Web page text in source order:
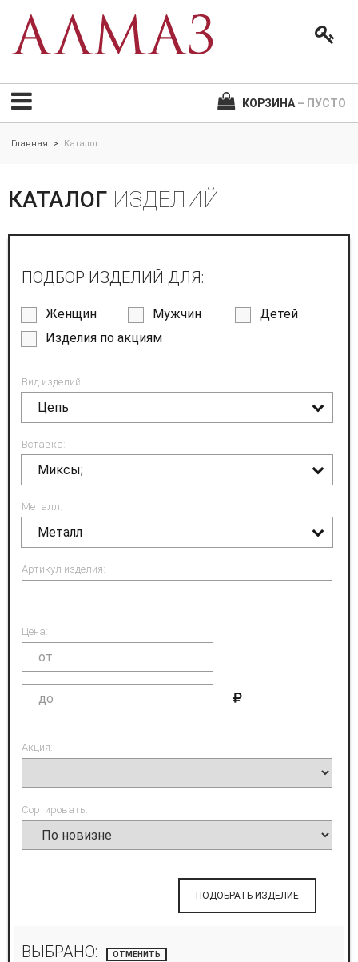
КОРЗИНА – ПУСТО
Главная > Каталог
КАТАЛОГ ИЗДЕЛИЙ
ПОДБОР ИЗДЕЛИЙ ДЛЯ:
Женщин Мужчин
Детей
Изделия по акциям
Вид изделий:
Цепь
Вставка:
Миксы;
Металл:
Металл
Артикул изделия:
Цена:
Акция:
Сортировать:
ПОДОБРАТЬ ИЗДЕЛИЕ
ВЫБРАНО: ОТМЕНИТЬ